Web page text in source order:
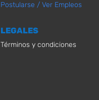
Postularse / Ver Empleos
LEGALES
Términos y condiciones